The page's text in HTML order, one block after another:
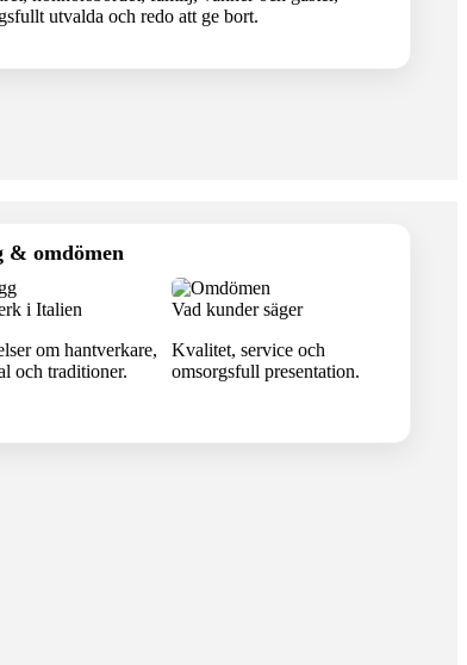
utvalda och redo att ge bort.
& omdömen
i Italien
om hantverkare,
och traditioner.
Vad kunder säger
Kvalitet, service och
omsorgsfull presentation.